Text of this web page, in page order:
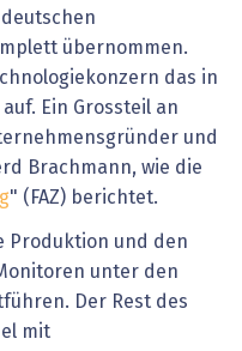
deutschen
übernommen.
das in
Ein Grossteil an
und
Brachmann, wie die
" (FAZ) berichtet.
Produktion und den
unter den
Der Rest des
mit